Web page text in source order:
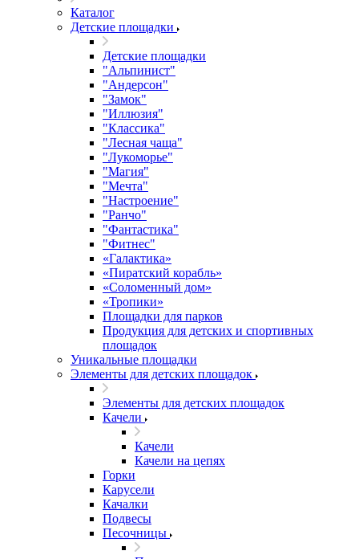
Каталог
Детские площадки
Детские площадки
"Альпинист"
"Андерсон"
"Замок"
"Иллюзия"
"Классика"
"Лесная чаща"
"Лукоморье"
"Магия"
"Мечта"
"Настроение"
"Ранчо"
"Фантастика"
"Фитнес"
«Галактика»
«Пиратский корабль»
«Соломенный дом»
«Тропики»
Площадки для парков
Продукция для детских и спортивных
площадок
Уникальные площадки
Элементы для детских площадок
Элементы для детских площадок
Качели
Качели
Качели на цепях
Горки
Карусели
Качалки
Подвесы
Песочницы